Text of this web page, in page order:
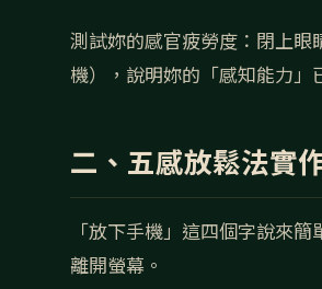
測試妳的感官疲勞度：閉上眼
機），說明妳的「感知能力」
二、五感放鬆法實
「放下手機」這四個字說來
離開螢幕。